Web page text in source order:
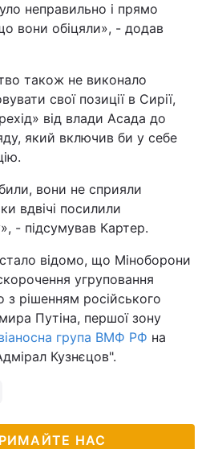
неправильно і прямо
вони обіцяли», - додав
також не виконало
свої позиції в Сирії,
від влади Асада до
який включив би у себе
вони не сприяли
вдвічі посилили
- підсумував Картер.
відомо, що Міноборони
угруповання
з рішенням російського
Путіна, першої зону
група ВМФ РФ на
Кузнєцов".
НАС